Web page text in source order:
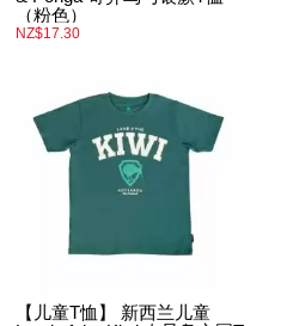
（粉色）
NZ$17.30
【儿童T恤】 新西兰儿童